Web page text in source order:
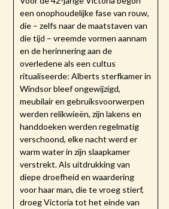
een onophoudelijke fase van rouw,
die – zelfs naar de maatstaven van
die tijd – vreemde vormen aannam
en de herinnering aan de
overledene als een cultus
ritualiseerde: Alberts sterfkamer in
Windsor bleef ongewijzigd,
meubilair en gebruiksvoorwerpen
werden relikwieën, zijn lakens en
handdoeken werden regelmatig
verschoond, elke nacht werd er
warm water in zijn slaapkamer
verstrekt. Als uitdrukking van
diepe droefheid en waardering
voor haar man, die te vroeg stierf,
droeg Victoria tot het einde van